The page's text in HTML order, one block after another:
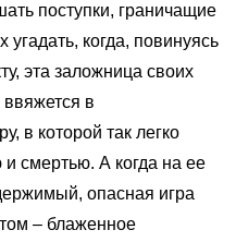
поступки, граничащие
когда, повинуясь
эта заложница своих
в
в которой так легко
смертью. А когда на ее
опасная игра
– блаженное